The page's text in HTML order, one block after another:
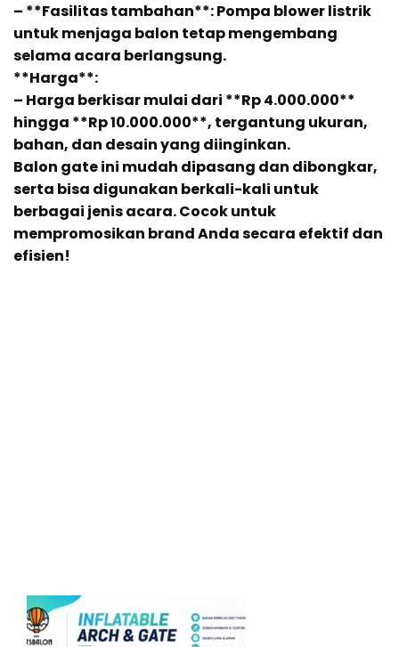
– **Fasilitas tambahan**: Pompa blower listrik
untuk menjaga balon tetap mengembang
selama acara berlangsung.
**Harga**:
– Harga berkisar mulai dari **Rp 4.000.000**
hingga **Rp 10.000.000**, tergantung ukuran,
bahan, dan desain yang diinginkan.
Balon gate ini mudah dipasang dan dibongkar,
serta bisa digunakan berkali-kali untuk
berbagai jenis acara. Cocok untuk
mempromosikan brand Anda secara efektif dan
efisien!